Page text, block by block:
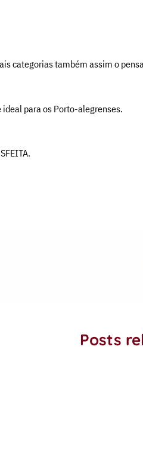
categorias também assim o
para os Porto-alegrenses.
Posts